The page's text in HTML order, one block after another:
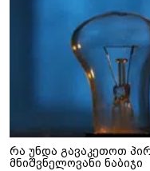
რა უნდა გავაკეთოთ
მნიშვნელოვანი ნაბიჯი